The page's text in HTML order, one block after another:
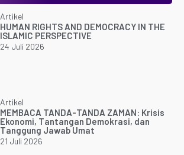
Artikel
HUMAN RIGHTS AND DEMOCRACY IN THE
ISLAMIC PERSPECTIVE
24 Juli 2026
Artikel
MEMBACA TANDA-TANDA ZAMAN: Krisis
Ekonomi, Tantangan Demokrasi, dan
Tanggung Jawab Umat
21 Juli 2026